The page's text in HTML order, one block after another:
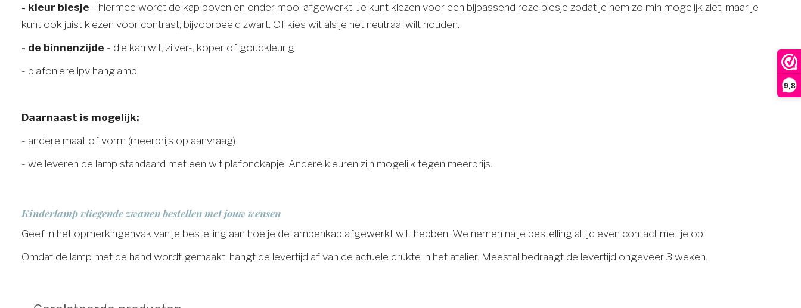
9,8
- kleur biesje - hiermee wordt de kap boven en onder mooi afgewerkt. Je kunt kiezen voor een bijpassend roze biesje zodat je hem zo min mogelijk ziet, maar je
kunt ook juist kiezen voor contrast, bijvoorbeeld zwart. Of kies wit als je het neutraal wilt houden.
- de binnenzijde - die kan wit, zilver-, koper of goudkleurig
- plafoniere ipv hanglamp
Daarnaast is mogelijk:
- andere maat of vorm (meerprijs op aanvraag)
- we leveren de lamp standaard met een wit plafondkapje. Andere kleuren zijn mogelijk tegen meerprijs.
Kinderlamp vliegende zwanen bestellen met jouw wensen
Geef in het opmerkingenvak van je bestelling aan hoe je de lampenkap afgewerkt wilt hebben. We nemen na je bestelling altijd even contact met je op.
Omdat de lamp met de hand wordt gemaakt, hangt de levertijd af van de actuele drukte in het atelier. Meestal bedraagt de levertijd ongeveer 3 weken.